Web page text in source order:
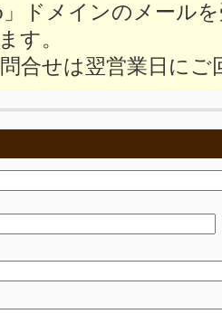
」ドメインのメール
す。
合せは翌営業日にご